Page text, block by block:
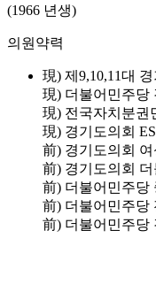
(1966 년생)
의원약력
現) 제9,10,11대
現) 더불어민주당
現) 전국자치분권
現) 경기도의회
前) 경기도의회
前) 경기도의회
前) 더불어민주당
前) 더불어민주당
前) 더불어민주당